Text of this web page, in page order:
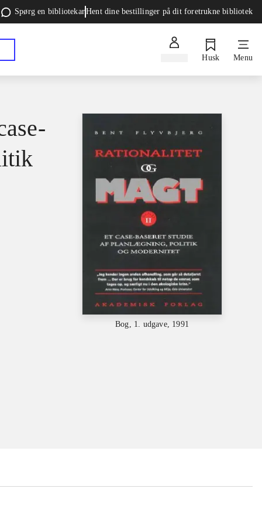
Spørg en bibliotekarHent dine bestillinger på dit foretrukne bibliotek
Husk Menu
Bog, 1. udgave, 1991